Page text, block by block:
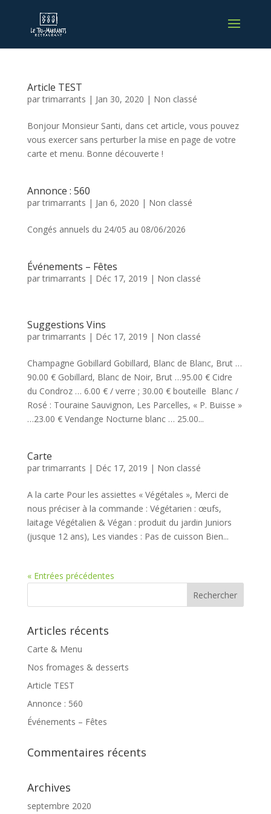
Article TEST
partrimarrants | Jan 30, 2020 | Non classé
Bonjour Monsieur Santi, dans cet article, vous pouvez
vous exercer sans perturber la mise en page de votre
carte et menu. Bonne découverte !
Annonce : 560
partrimarrants | Jan 6, 2020 | Non classé
Congés annuels du 24/05 au 08/06/2026
Événements – Fêtes
partrimarrants | Déc 17, 2019 | Non classé
Suggestions Vins
partrimarrants | Déc 17, 2019 | Non classé
Champagne Gobillard Gobillard, Blanc de Blanc, Brut …
90.00 € Gobillard, Blanc de Noir, Brut …95.00 € Cidre
du Condroz … 6.00 € / verre ; 30.00 € bouteille Blanc /
Rosé : Touraine Sauvignon, Les Parcelles, « P. Buisse »
…23.00 € Vendange Nocturne blanc … 25.00...
Carte
partrimarrants | Déc 17, 2019 | Non classé
A la carte Pour les assiettes « Végétales », Merci de
nous préciser à la commande : Végétarien : œufs,
laitage Végétalien & Végan : produit du jardin Juniors
(jusque 12 ans), Les viandes : Pas de cuisson Bien...
« Entrées précédentes
Articles récents
Carte & Menu
Nos fromages & desserts
Article TEST
Annonce : 560
Événements – Fêtes
Commentaires récents
Archives
septembre 2020